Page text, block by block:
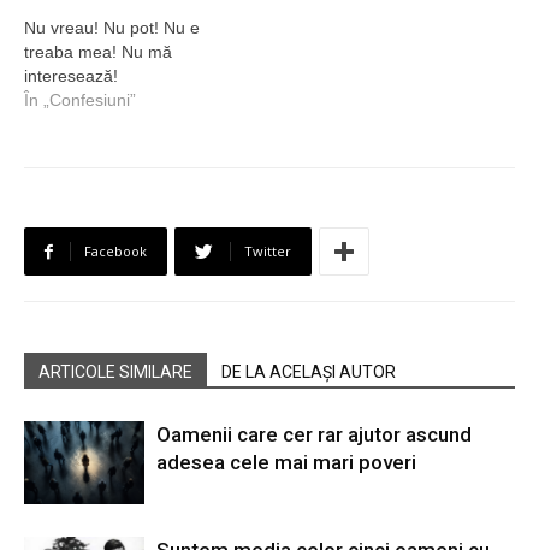
Nu vreau! Nu pot! Nu e
treaba mea! Nu mă
interesează!
În „Confesiuni”
Facebook Twitter
ARTICOLE SIMILARE DE LA ACELAȘI AUTOR
Oamenii care cer rar ajutor ascund
adesea cele mai mari poveri